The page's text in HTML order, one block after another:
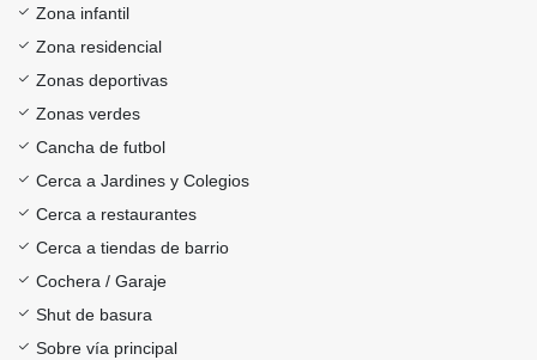
Zona infantil
Zona residencial
Zonas deportivas
Zonas verdes
Cancha de futbol
Cerca a Jardines y Colegios
Cerca a restaurantes
Cerca a tiendas de barrio
Cochera / Garaje
Shut de basura
Sobre vía principal